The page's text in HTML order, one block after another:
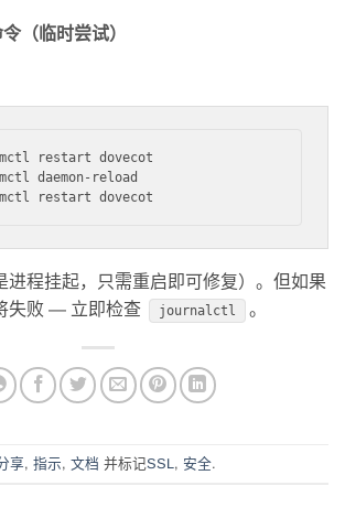
（临时尝试）
restart dovecot
daemon-reload
进程挂起，只需重启即可修复）。但如果
失败 — 立即检查
journalctl 。
享, 指示, 文档 并标记SSL , 安全.